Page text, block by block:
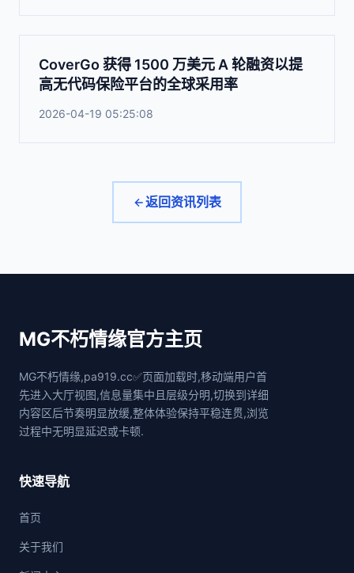
CoverGo 获得 1500 万美元 A 轮融资以提
高无代码保险平台的全球采用率
2026-04-19 05:25:08
返回资讯列表
MG不朽情缘官方主页
MG不朽情缘,pa919.cc✅页面加载时,移动端用户首
先进入大厅视图,信息量集中且层级分明,切换到详细
内容区后节奏明显放缓,整体体验保持平稳连贯,浏览
过程中无明显延迟或卡顿.
快速导航
首页
关于我们